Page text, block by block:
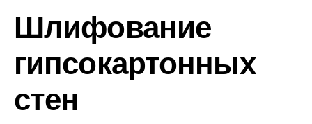
Шлифование
гипсокартонных
стен